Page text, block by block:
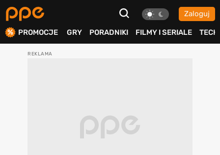
Zaloguj
PROMOCJE GRY PORADNIKI FILMY I SERIALE TECH